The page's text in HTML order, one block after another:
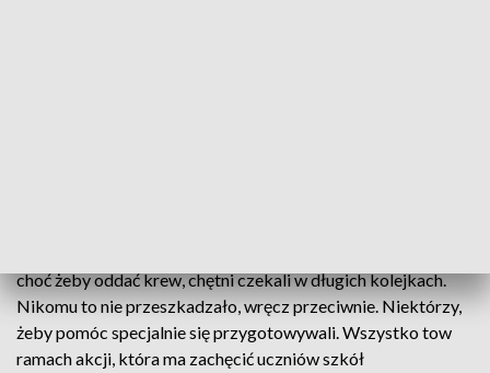
choć żeby oddać krew, chętni czekali w długich kolejkach.
Nikomu to nie przeszkadzało, wręcz przeciwnie. Niektórzy,
żeby pomóc specjalnie się przygotowywali. Wszystko tow
ramach akcji, która ma zachęcić uczniów szkół